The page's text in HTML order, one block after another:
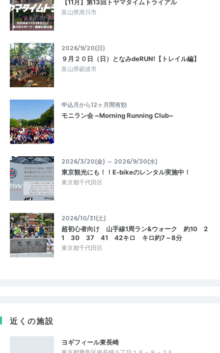
【11月】第13回トヤマタイムトライアル
富山県滑川市
2026/9/20(日)
９月２０日（日）となみdeRUN!【トレイル編】
富山県砺波市
申込月から12ヶ月間有効
モニラン会 ~Morning Running Club~
2026/3/20(金) ～ 2026/9/30(水)
東京観光にも！！E-bikeのレンタル実施中！
東京都千代田区
2026/10/31(土)
超初心者向け 山手線1周ラン&ウォーク 約10 2
1 30 37 41 42キロ キロ約7～8分
東京都千代田区
近くの施設
ヨギフィール東長崎